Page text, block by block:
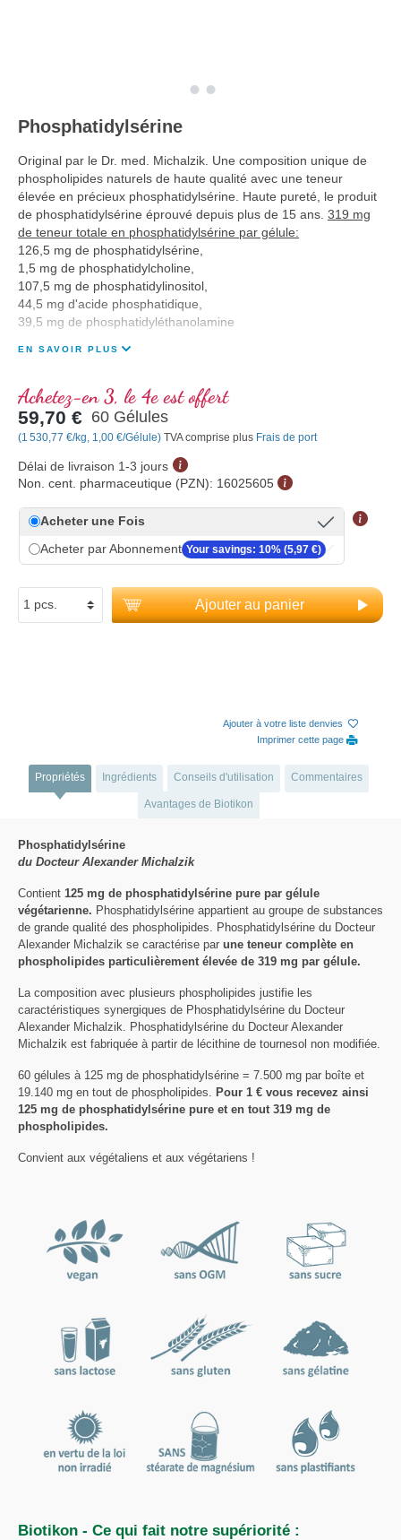
Phosphatidylsérine
Original par le Dr. med. Michalzik. Une composition unique de
phospholipides naturels de haute qualité avec une teneur
élevée en précieux phosphatidylsérine. Haute pureté, le produit
de phosphatidylsérine éprouvé depuis plus de 15 ans. 319 mg
de teneur totale en phosphatidylsérine par gélule:
126,5 mg de phosphatidylsérine,
1,5 mg de phosphatidylcholine,
107,5 mg de phosphatidylinositol,
44,5 mg d'acide phosphatidique,
39,5 mg de phosphatidyléthanolamine
EN SAVOIR PLUS
Achetez-en 3, le 4e est offert
59,70 € 60 Gélules
(1 530,77 €/kg, 1,00 €/Gélule) TVA comprise plus Frais de port
Délai de livraison 1-3 jours
Non. cent. pharmaceutique (PZN): 16025605
Acheter une Fois
Acheter par Abonnement Your savings: 10% (5,97 €)
Ajouter au panier
Ajouter à votre liste denvies
Imprimer cette page
Propriétés Ingrédients Conseils d'utilisation Commentaires
Avantages de Biotikon
Phosphatidylsérine
du Docteur Alexander Michalzik
Contient 125 mg de phosphatidylsérine pure par gélule
végétarienne. Phosphatidylsérine appartient au groupe de substances
de grande qualité des phospholipides. Phosphatidylsérine du Docteur
Alexander Michalzik se caractérise par une teneur complète en
phospholipides particulièrement élevée de 319 mg par gélule.
La composition avec plusieurs phospholipides justifie les
caractéristiques synergiques de Phosphatidylsérine du Docteur
Alexander Michalzik. Phosphatidylsérine du Docteur Alexander
Michalzik est fabriquée à partir de lécithine de tournesol non modifiée.
60 gélules à 125 mg de phosphatidylsérine = 7.500 mg par boîte et
19.140 mg en tout de phospholipides. Pour 1 € vous recevez ainsi
125 mg de phosphatidylsérine pure et en tout 319 mg de
phospholipides.
Convient aux végétaliens et aux végétariens !
Biotikon - Ce qui fait notre supériorité :